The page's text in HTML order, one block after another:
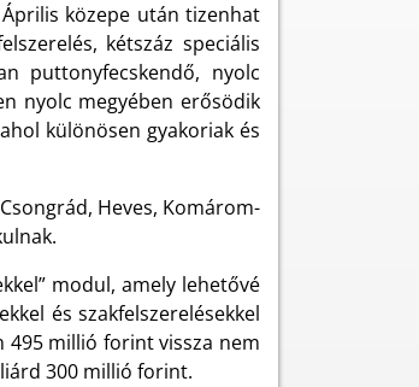
közepe után tizenhat
kétszáz speciális
puttonyfecskendő, nyolc
nyolc megyében erősödik
különösen gyakoriak és
Heves, Komárom-
modul, amely lehetővé
és szakfelszerelésekkel
495 millió forint vissza nem
300 millió forint.